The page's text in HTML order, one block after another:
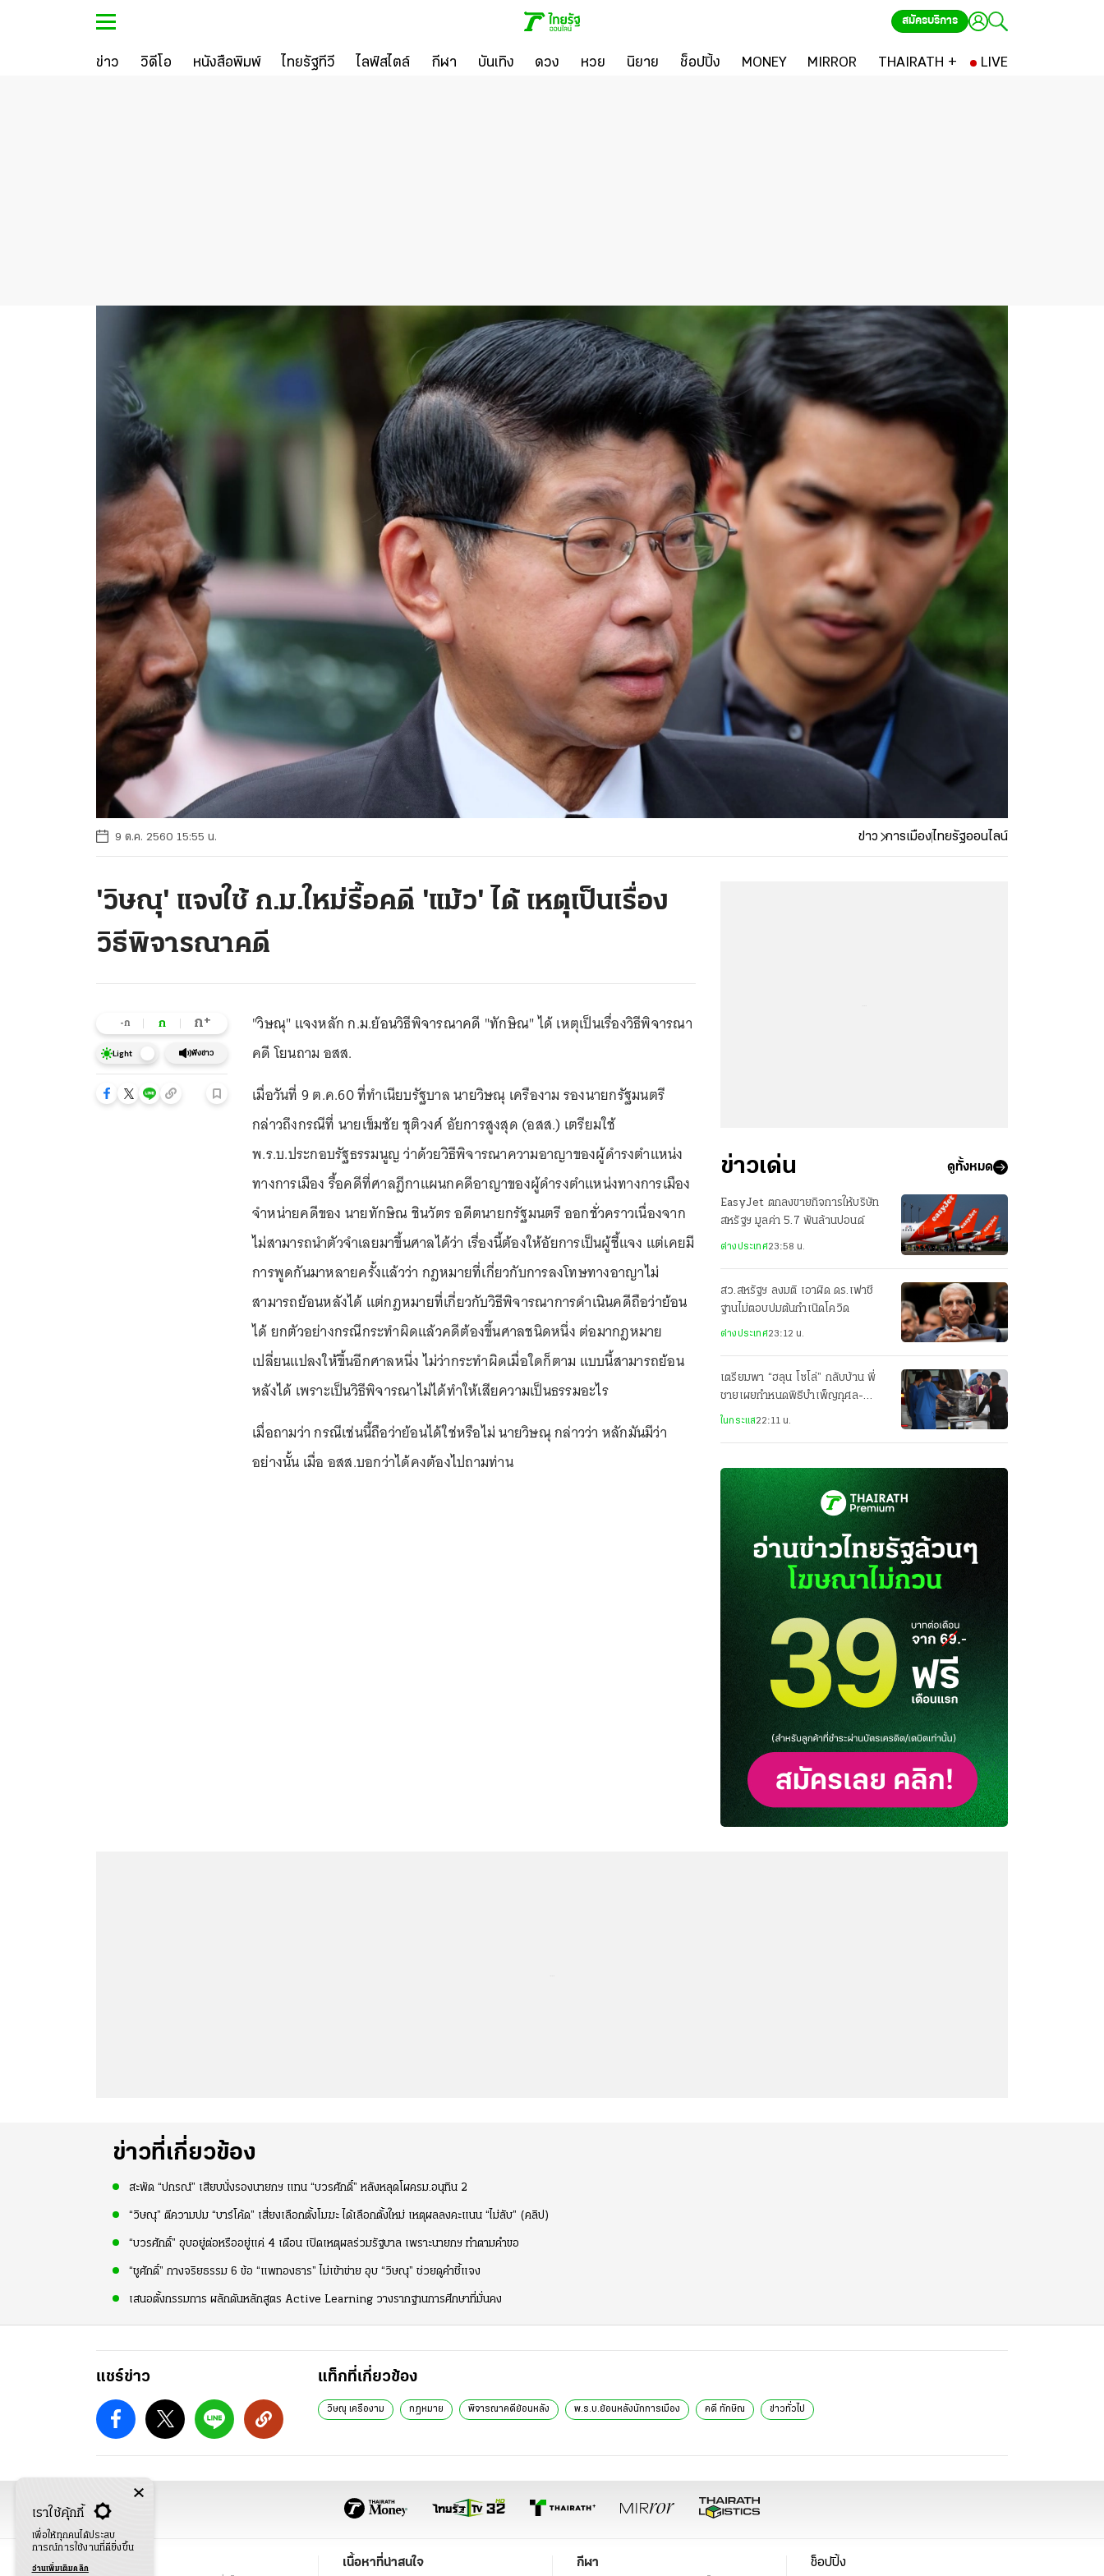
สมัครบริการ
ข่าว วิดีโอ หนังสือพิมพ์ ไทยรัฐทีวี ไลฟ์สไตล์ กีฬา บันเทิง ดวง หวย นิยาย ช็อปปิ้ง MONEY MIRROR THAIRATH + LIVE
9 ต.ค. 2560 15:55 น. ข่าว การเมืองไทยรัฐออนไลน์
'วิษณุ' แจงใช้ ก.ม.ใหม่รื้อคดี 'แม้ว' ได้ เหตุเป็นเรื่อง
วิธีพิจารณาคดี
-ก ก ก+
Light ฟังข่าว
"วิษณุ" แจงหลัก ก.ม.ย้อนวิธีพิจารณาคดี "ทักษิณ" ได้ เหตุเป็นเรื่องวิธีพิจารณา
คดี โยนถาม อสส.
เมื่อวันที่ 9 ต.ค.60 ที่ทำเนียบรัฐบาล นายวิษณุ เครืองาม รองนายกรัฐมนตรี
กล่าวถึงกรณีที่ นายเข็มชัย ชุติวงศ์ อัยการสูงสุด (อสส.) เตรียมใช้
พ.ร.บ.ประกอบรัฐธรรมนูญ ว่าด้วยวิธีพิจารณาความอาญาของผู้ดำรงตำแหน่ง
ทางการเมือง รื้อคดีที่ศาลฎีกาแผนกคดีอาญาของผู้ดำรงตำแหน่งทางการเมือง
จำหน่ายคดีของ นายทักษิณ ชินวัตร อดีตนายกรัฐมนตรี ออกชั่วคราวเนื่องจาก
ไม่สามารถนำตัวจำเลยมาขึ้นศาลได้ว่า เรื่องนี้ต้องให้อัยการเป็นผู้ชี้แจง แต่เคยมี
การพูดกันมาหลายครั้งแล้วว่า กฎหมายที่เกี่ยวกับการลงโทษทางอาญาไม่
สามารถย้อนหลังได้ แต่กฎหมายที่เกี่ยวกับวิธีพิจารณาการดำเนินคดีถือว่าย้อน
ได้ ยกตัวอย่างกรณีกระทำผิดแล้วคดีต้องขึ้นศาลชนิดหนึ่ง ต่อมากฎหมาย
เปลี่ยนแปลงให้ขึ้นอีกศาลหนึ่ง ไม่ว่ากระทำผิดเมื่อใดก็ตาม แบบนี้สามารถย้อน
หลังได้ เพราะเป็นวิธีพิจารณาไม่ได้ทำให้เสียความเป็นธรรมอะไร
เมื่อถามว่า กรณีเช่นนี้ถือว่าย้อนได้ใช่หรือไม่ นายวิษณุ กล่าวว่า หลักมันมีว่า
อย่างนั้น เมื่อ อสส.บอกว่าได้คงต้องไปถามท่าน
ข่าวเด่น ดูทั้งหมด
EasyJet ตกลงขายกิจการให้บริษัท
สหรัฐฯ มูลค่า 5.7 พันล้านปอนด์
ต่างประเทศ23:58 น.
สว.สหรัฐฯ ลงมติ เอาผิด ดร.เฟาชี
ฐานไม่ตอบปมต้นกำเนิดโควิด
ต่างประเทศ23:12 น.
เตรียมพา “ฮลุน โซโล่” กลับบ้าน พี่
ชายเผยกำหนดพิธีบำเพ็ญกุศล-
ฌาปนกิจศพ
ในกระแส22:11 น.
ข่าวที่เกี่ยวข้อง
สะพัด “ปกรณ์” เสียบนั่งรองนายกฯ แทน “บวรศักดิ์” หลังหลุดโผครม.อนุทิน 2
“วิษณุ” ตีความปม “บาร์โค้ด” เสี่ยงเลือกตั้งโมฆะ ได้เลือกตั้งใหม่ เหตุผลลงคะแนน “ไม่ลับ” (คลิป)
“บวรศักดิ์” อุบอยู่ต่อหรืออยู่แค่ 4 เดือน เปิดเหตุผลร่วมรัฐบาล เพราะนายกฯ ทำตามคำขอ
“ชูศักดิ์” กางจริยธรรม 6 ข้อ “แพทองธาร” ไม่เข้าข่าย อุบ “วิษณุ” ช่วยดูคำชี้แจง
เสนอตั้งกรรมการ ผลักดันหลักสูตร Active Learning วางรากฐานการศึกษาที่มั่นคง
แชร์ข่าว แท็กที่เกี่ยวข้อง
วิษณุ เครืองาม กฎหมาย พิจารณาคดีย้อนหลัง พ.ร.บ.ย้อนหลังนักการเมือง คดี ทักษิณ ข่าวทั่วไป
เนื้อหาที่น่าสนใจ กีฬา ช็อปปิ้ง
เราใช้คุ้กกี้
เพื่อให้ทุกคนได้ประสบ
การณ์การใช้งานที่ดียิ่งขึ้น
อ่านเพิ่มเติมคลิก